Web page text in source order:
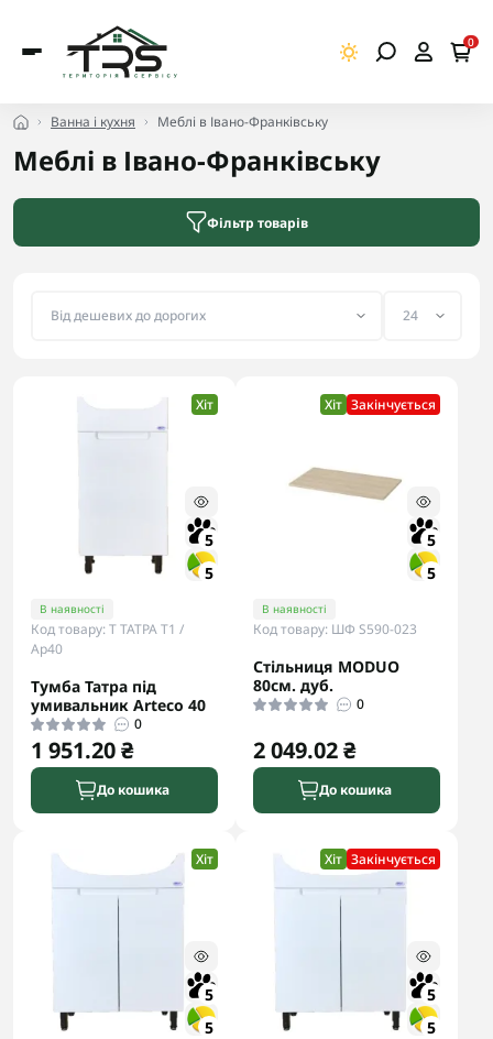
0
Ванна і кухня Меблі в Івано-Франківську
Меблі в Івано-Франківську
Фільтр товарів
Хіт
5
5
В наявності
Код товару: Т ТАТРА Т1 /
Ар40
Тумба Татра під
умивальник Arteco 40
0
1 951.20 ₴
До кошика
Хіт Закінчується
5
5
В наявності
Код товару: ШФ S590-023
Стільниця MODUO
80см. дуб.
0
2 049.02 ₴
До кошика
Хіт
5
5
Хіт Закінчується
5
5